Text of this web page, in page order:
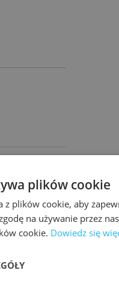
M /M-C
plików cookie
z plików cookie, aby
na używanie przez
cookie. Dowiedz się